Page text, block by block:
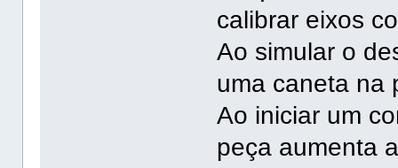
calibrar eixos
Ao simular o
uma caneta na
Ao iniciar um
peça aumenta